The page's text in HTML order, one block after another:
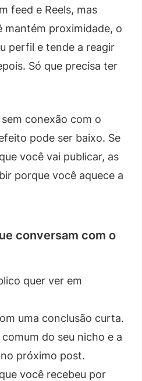
feed e Reels, mas
mantém proximidade, o
perfil e tende a reagir
Só que precisa ter
conexão com o
pode ser baixo. Se
você vai publicar, as
porque você aquece a
conversam com o
quer ver em
uma conclusão curta.
do seu nicho e a
próximo post.
você recebeu por